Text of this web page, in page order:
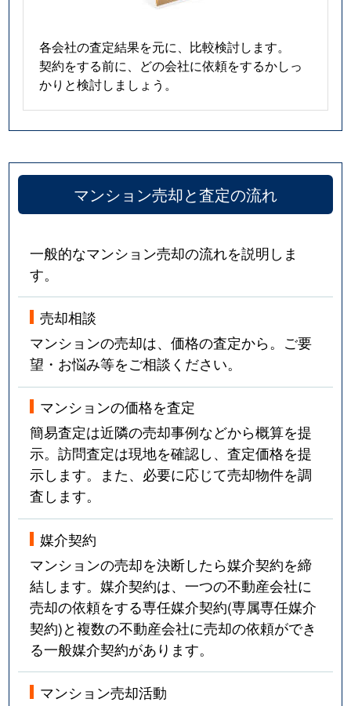
各会社の査定結果を元に、比較検討します。
契約をする前に、どの会社に依頼をするかしっ
かりと検討しましょう。
マンション売却と査定の流れ
一般的なマンション売却の流れを説明しま
す。
売却相談
マンションの売却は、価格の査定から。ご要
望・お悩み等をご相談ください。
マンションの価格を査定
簡易査定は近隣の売却事例などから概算を提
示。訪問査定は現地を確認し、査定価格を提
示します。また、必要に応じて売却物件を調
査します。
媒介契約
マンションの売却を決断したら媒介契約を締
結します。媒介契約は、一つの不動産会社に
売却の依頼をする専任媒介契約(専属専任媒介
契約)と複数の不動産会社に売却の依頼ができ
る一般媒介契約があります。
マンション売却活動